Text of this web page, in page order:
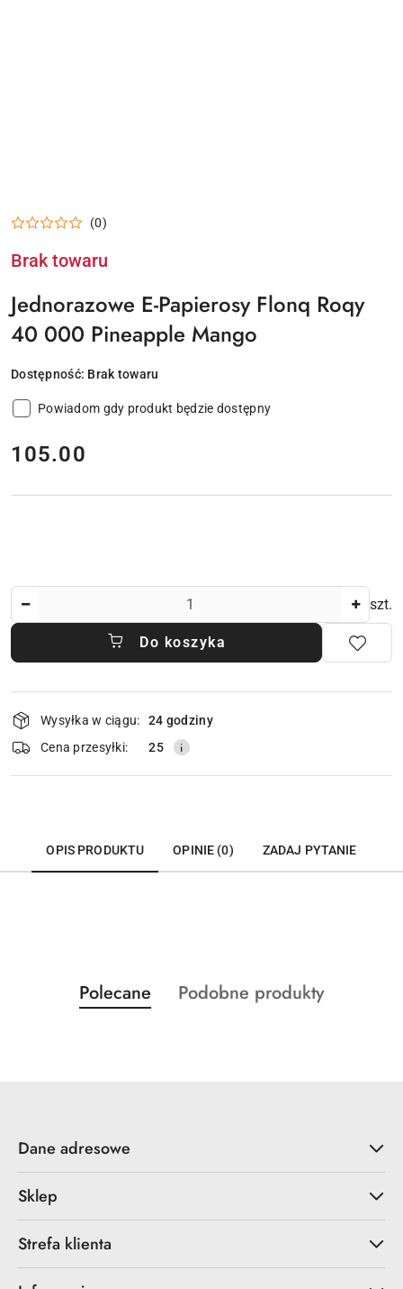
(0)
Brak towaru
Jednorazowe E-Papierosy Flonq Roqy
40 000 Pineapple Mango
Dostępność: Brak towaru
Powiadom gdy produkt będzie dostępny
cena:
105.00
szt.
Do koszyka
Dostępność
i
dostawa
Wysyłka w ciągu:
24 godziny
Cena przesyłki:
25
OPIS PRODUKTU OPINIE (0) ZADAJ PYTANIE
Pomiń karuzelę produktów
Produkty
o
Polecane
Produkty
Podobne produkty
Dane adresowe
Sklep
Strefa klienta